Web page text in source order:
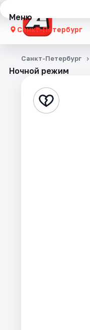
Меню
Санкт-Петербург
Концерты
Стендап
Ночной режим
Санкт-Петербург